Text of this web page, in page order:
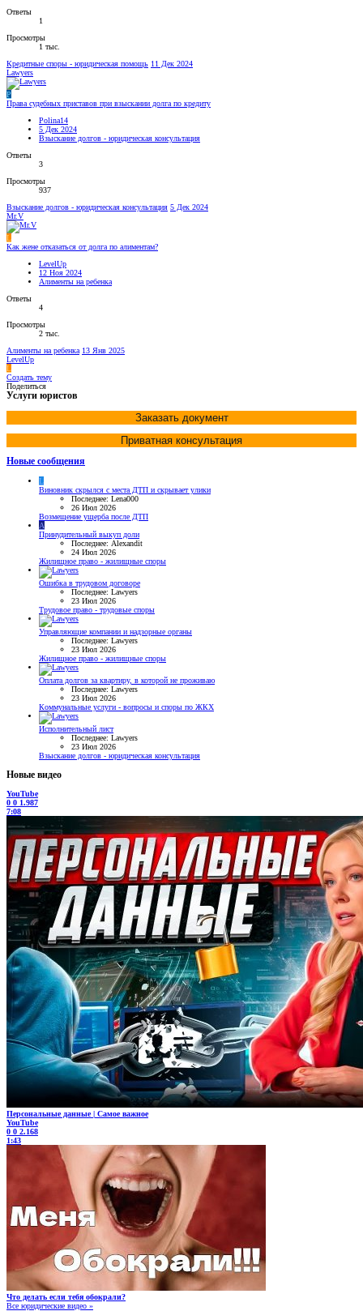
Ответы
1
Просмотры
1 тыс.
Кредитные споры - юридическая помощь 11 Дек 2024
Lawyers
P
Права судебных приставов при взыскании долга по кредиту
Polina14
5 Дек 2024
Взыскание долгов - юридическая консультация
Ответы
3
Просмотры
937
Взыскание долгов - юридическая консультация 5 Дек 2024
Mr.V
L
Как жене отказаться от долга по алиментам?
LevelUp
12 Ноя 2024
Алименты на ребенка
Ответы
4
Просмотры
2 тыс.
Алименты на ребенка 13 Янв 2025
LevelUp
L
Создать тему
Поделиться
Услуги юристов
Заказать документ
Приватная консультация
Новые сообщения
L
Виновник скрылся с места ДТП и скрывает улики
Последнее: Lena000
26 Июл 2026
Возмещение ущерба после ДТП
A
Принудительный выкуп доли
Последнее: Alexandit
24 Июл 2026
Жилищное право - жилищные споры
Ошибка в трудовом договоре
Последнее: Lawyers
23 Июл 2026
Трудовое право - трудовые споры
Управляющие компании и надзорные органы
Последнее: Lawyers
23 Июл 2026
Жилищное право - жилищные споры
Оплата долгов за квартиру, в которой не проживаю
Последнее: Lawyers
23 Июл 2026
Коммунальные услуги - вопросы и споры по ЖКХ
Исполнительный лист
Последнее: Lawyers
23 Июл 2026
Взыскание долгов - юридическая консультация
Новые видео
YouTube
0 0 1.987
7:08
Персональные данные | Самое важное
YouTube
0 0 2.168
1:43
Что делать если тебя обокрали?
Все юридические видео »